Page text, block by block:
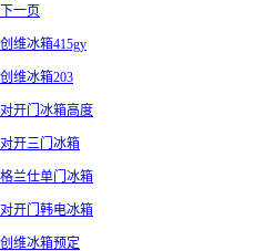
下一页
创维冰箱415gy
创维冰箱203
对开门冰箱高度
对开三门冰箱
格兰仕单门冰箱
对开门韩电冰箱
创维冰箱预定